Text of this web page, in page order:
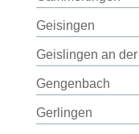
Geisingen
Geislingen an
Gengenbach
Gerlingen